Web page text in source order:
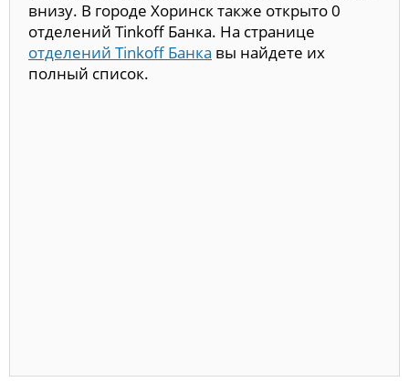
внизу. В городе Хоринск также открыто 0
отделений Tinkoff Банка. На странице
отделений Tinkoff Банка вы найдете их
полный список.